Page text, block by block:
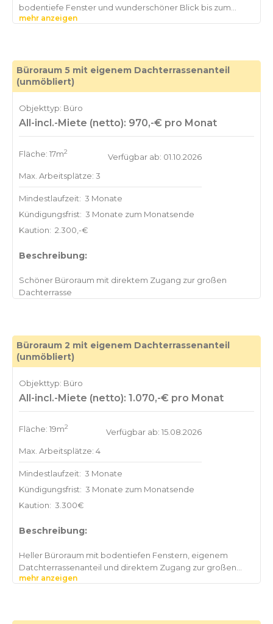
bodentiefe Fenster und wunderschöner Blick bis zum
mehr anzeigen
Büroraum 5 mit eigenem Dachterrassenanteil
(unmöbliert)
Objekttyp: Büro
All-incl.-Miete (netto): 970,-€ pro Monat
Fläche: 17m2
Max. Arbeitsplätze: 3
Verfügbar ab: 01.10.2026
Mindestlaufzeit: 3 Monate
Kündigungsfrist: 3 Monate zum Monatsende
Kaution: 2.300,-€
Beschreibung:
Schöner Büroraum mit direktem Zugang zur großen
Büroraum 2 mit eigenem Dachterrassenanteil
(unmöbliert)
Objekttyp: Büro
All-incl.-Miete (netto): 1.070,-€ pro Monat
Fläche: 19m2
Max. Arbeitsplätze: 4
Verfügbar ab: 15.08.2026
Mindestlaufzeit: 3 Monate
Kündigungsfrist: 3 Monate zum Monatsende
Kaution: 3.300€
Beschreibung:
Heller Büroraum mit bodentiefen Fenstern, eigenem
Datchterrassenanteil und direktem Zugang zur großen
mehr anzeigen